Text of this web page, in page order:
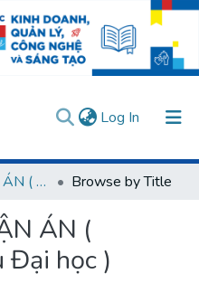
Log In (current)
LUẬN VĂN - LUẬN ÁN ( Chương trình sau Đại học ) Browse by Title
ÁN (
Đại học )